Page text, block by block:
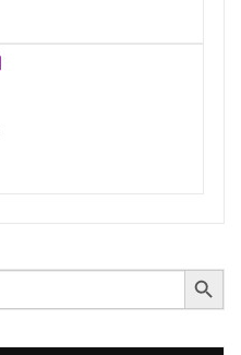
Search Button